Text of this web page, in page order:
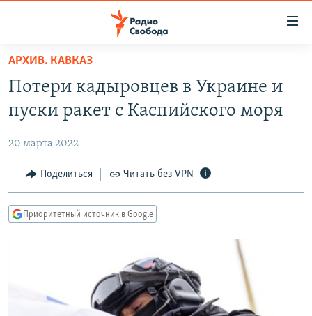
упрощенного
доступа
основному
Вернутся
главной
навигации
ПОДКАСТЫ
АВТОРСКИЕ ПРОЕКТЫ
ЦИТАТЫ СВОБОДЫ
МНЕНИЯ
IDEL.РЕАЛИИ
СИБИРЬ.РЕАЛИИ
АРХИВ. КАВКАЗ
Потери кадыровцев в Украине и
пуски ракет с Каспийского моря
20 марта 2022
Поделиться Читать без VPN
Приоритетный источник в Google